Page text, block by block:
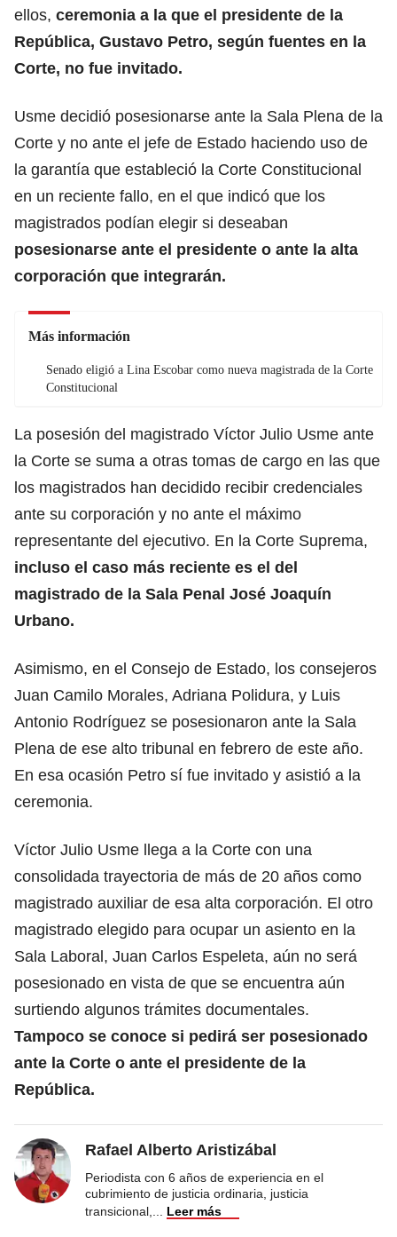
ellos, ceremonia a la que el presidente de la
República, Gustavo Petro, según fuentes en la
Corte, no fue invitado.
Usme decidió posesionarse ante la Sala Plena de la
Corte y no ante el jefe de Estado haciendo uso de
la garantía que estableció la Corte Constitucional
en un reciente fallo, en el que indicó que los
magistrados podían elegir si deseaban
posesionarse ante el presidente o ante la alta
corporación que integrarán.
Más información
Senado eligió a Lina Escobar como nueva magistrada de la Corte
Constitucional
La posesión del magistrado Víctor Julio Usme ante
la Corte se suma a otras tomas de cargo en las que
los magistrados han decidido recibir credenciales
ante su corporación y no ante el máximo
representante del ejecutivo. En la Corte Suprema,
incluso el caso más reciente es el del
magistrado de la Sala Penal José Joaquín
Urbano.
Asimismo, en el Consejo de Estado, los consejeros
Juan Camilo Morales, Adriana Polidura, y Luis
Antonio Rodríguez se posesionaron ante la Sala
Plena de ese alto tribunal en febrero de este año.
En esa ocasión Petro sí fue invitado y asistió a la
ceremonia.
Víctor Julio Usme llega a la Corte con una
consolidada trayectoria de más de 20 años como
magistrado auxiliar de esa alta corporación. El otro
magistrado elegido para ocupar un asiento en la
Sala Laboral, Juan Carlos Espeleta, aún no será
posesionado en vista de que se encuentra aún
surtiendo algunos trámites documentales.
Tampoco se conoce si pedirá ser posesionado
ante la Corte o ante el presidente de la
República.
Rafael Alberto Aristizábal
Periodista con 6 años de experiencia en el
cubrimiento de justicia ordinaria, justicia
transicional,
Leer más